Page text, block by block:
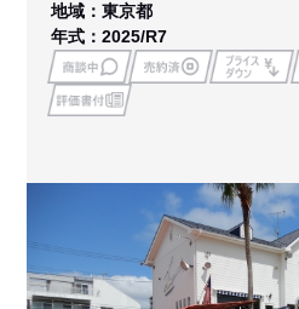
地域：東京都
年式：2025/R7